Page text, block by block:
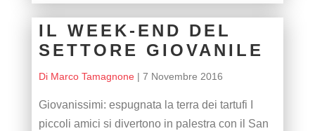
IL WEEK-END DEL
SETTORE GIOVANILE
Di Marco Tamagnone| 7 Novembre 2016
Giovanissimi: espugnata la terra dei tartufi I
piccoli amici si divertono in palestra con il San